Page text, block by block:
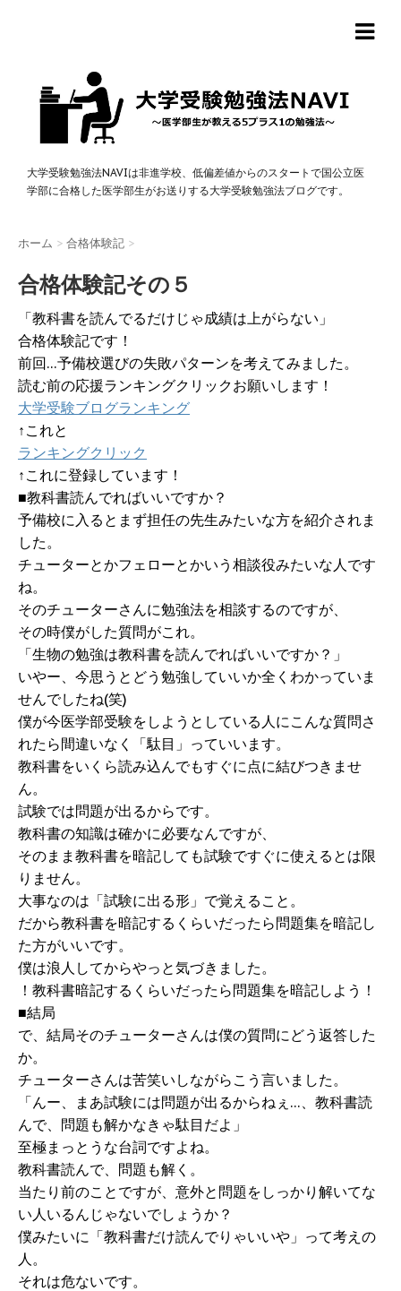
大学受験勉強法NAVIは非進学校、低偏差値からのスタートで国公立医
学部に合格した医学部生がお送りする大学受験勉強法ブログです。
ホーム > 合格体験記 >
合格体験記その５
「教科書を読んでるだけじゃ成績は上がらない」
合格体験記です！
前回…予備校選びの失敗パターンを考えてみました。
読む前の応援ランキングクリックお願いします！
大学受験ブログランキング
↑これと
ランキングクリック
↑これに登録しています！
■教科書読んでればいいですか？
予備校に入るとまず担任の先生みたいな方を紹介されま
した。
チューターとかフェローとかいう相談役みたいな人です
ね。
そのチューターさんに勉強法を相談するのですが、
その時僕がした質問がこれ。
「生物の勉強は教科書を読んでればいいですか？」
いやー、今思うとどう勉強していいか全くわかっていま
せんでしたね(笑)
僕が今医学部受験をしようとしている人にこんな質問さ
れたら間違いなく「駄目」っていいます。
教科書をいくら読み込んでもすぐに点に結びつきませ
ん。
試験では問題が出るからです。
教科書の知識は確かに必要なんですが、
そのまま教科書を暗記しても試験ですぐに使えるとは限
りません。
大事なのは「試験に出る形」で覚えること。
だから教科書を暗記するくらいだったら問題集を暗記し
た方がいいです。
僕は浪人してからやっと気づきました。
！教科書暗記するくらいだったら問題集を暗記しよう！
■結局
で、結局そのチューターさんは僕の質問にどう返答した
か。
チューターさんは苦笑いしながらこう言いました。
「んー、まあ試験には問題が出るからねぇ…、教科書読
んで、問題も解かなきゃ駄目だよ」
至極まっとうな台詞ですよね。
教科書読んで、問題も解く。
当たり前のことですが、意外と問題をしっかり解いてな
い人いるんじゃないでしょうか？
僕みたいに「教科書だけ読んでりゃいいや」って考えの
人。
それは危ないです。